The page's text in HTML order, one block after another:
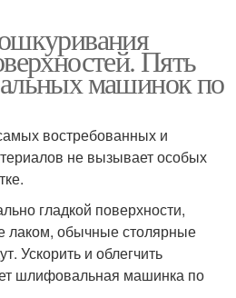
Пять
машинок по
востребованных и
не вызывает особых
гладкой поверхности,
лаком, обычные столярные
Ускорить и облегчить
шлифовальная машинка по